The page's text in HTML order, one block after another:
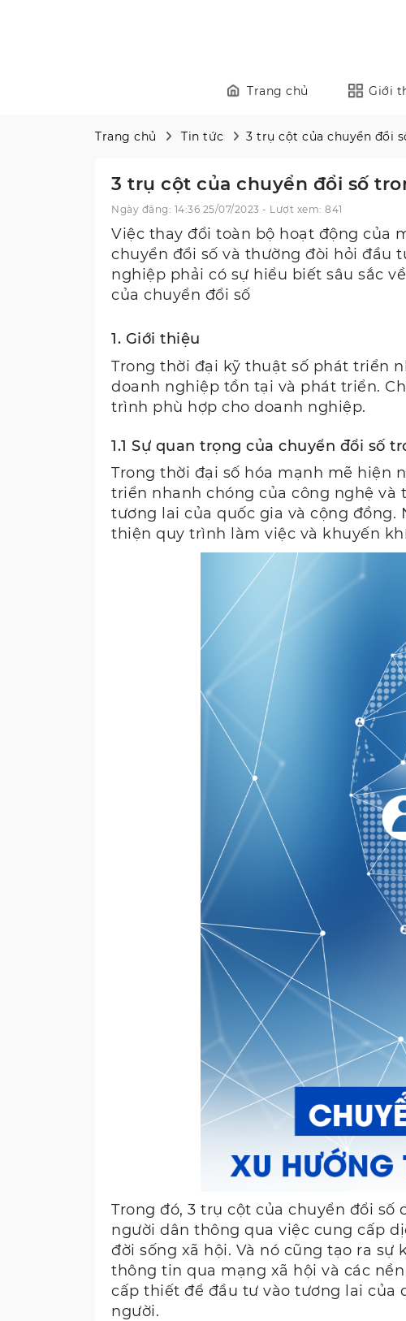
Trang chủ Giới
Trang chủ Tin tức 3 trụ cột của chuyển đổi
3 trụ cột của chuyển đổi số
Ngày đăng: 14:36 25/07/2023 - Lượt xem: 841
Việc thay đổi toàn bộ hoạt động của
chuyển đổi số và thường đòi hỏi đầu
nghiệp phải có sự hiểu biết sâu sắc
của chuyển đổi số
1. Giới thiệu
Trong thời đại kỹ thuật số phát triển
doanh nghiệp tồn tại và phát triển.
trình phù hợp cho doanh nghiệp.
1.1 Sự quan trọng của chuyển đổi số
Trong thời đại số hóa mạnh mẽ hiện
triển nhanh chóng của công nghệ và
tương lai của quốc gia và cộng
thiện quy trình làm việc và khuyến
Trong đó, 3 trụ cột của chuyển đổi
người dân thông qua việc cung cấp
đời sống xã hội. Và nó cũng tạo ra
thông tin qua mạng xã hội và các
cấp thiết để đầu tư vào tương lai của
người.